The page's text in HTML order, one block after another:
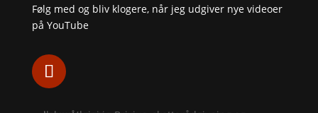
Følg med og bliv klogere, når jeg udgiver nye videoer
på YouTube